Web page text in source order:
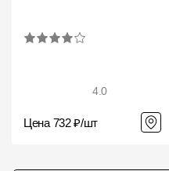
4.0
Цена 732 ₽/шт